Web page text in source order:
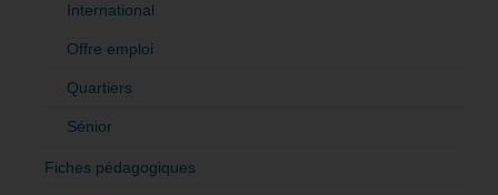
International
Offre emploi
Quartiers
Sénior
Fiches pédagogiques